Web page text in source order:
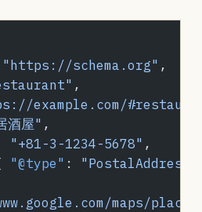
"https://schema.org" ,
,
example.com/
酒屋" ,
"+81-3-1234-5678" ,
"@type" : "PostalAddress"
maps/